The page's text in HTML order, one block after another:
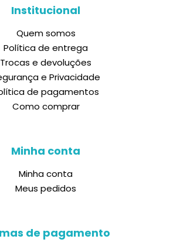
Institucional
Quem somos
Política de entrega
Trocas e devoluções
e Privacidade
de pagamentos
Como comprar
Minha conta
Minha conta
Meus pedidos
de pagamento